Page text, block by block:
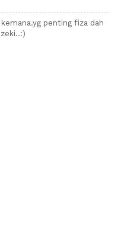
penting fiza dah